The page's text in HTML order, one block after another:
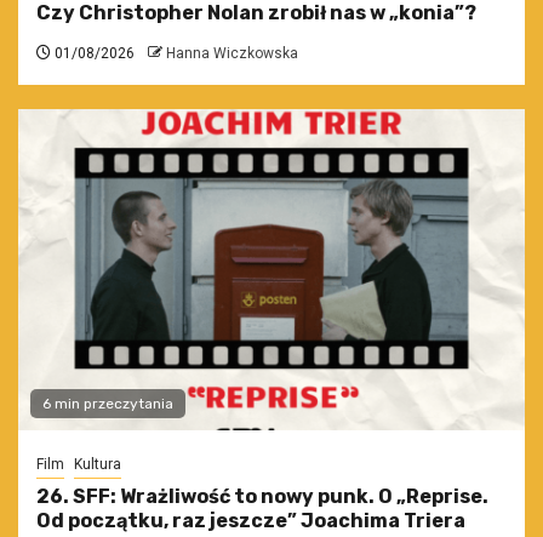
Czy Christopher Nolan zrobił nas w „konia”?
01/08/2026 Hanna Wiczkowska
6 min przeczytania
Film Kultura
26. SFF: Wrażliwość to nowy punk. O „Reprise.
Od początku, raz jeszcze” Joachima Triera